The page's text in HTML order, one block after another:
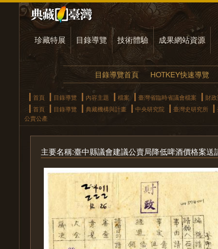
珍藏特展 目錄導覽 技術體驗 成果網站資源
目錄導覽首頁 HOTKEY快速導覽
首頁 目錄導覽 內容主題 檔案 臺灣省臨時省議會檔案
財
首頁
目錄導覽 典藏機構與計畫 中央研究院 臺灣史研究所
公賣公產
主要名稱:臺中縣議會建議公賣局降低啤酒價格案送